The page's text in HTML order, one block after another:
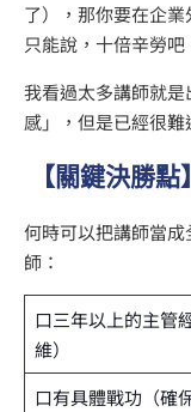
了），那你要在企
只能說，十倍辛勞
我看過太多講師就
感」，但是已經很難
【關鍵決勝點】
何時可以把講師當
師：
口三年以上的主管
維）
口有具體戰功（確